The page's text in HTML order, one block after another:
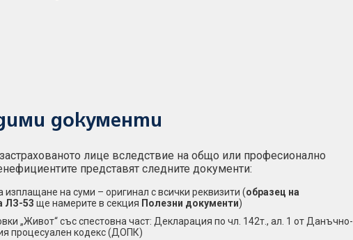
документи
лице вследствие на общо или професионално
представят следните документи:
изплащане на суми – оригинал с всички реквизити (oбразец на
ЛЗ-53 ще намерите в секция Полезни документи)
„Живот“ със спестовна част: Декларация по чл. 142т., ал. 1 от Данъчно-
процесуален кодекс (ДОПК)